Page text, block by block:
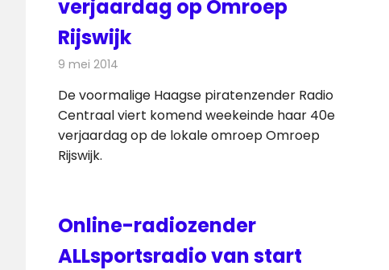
verjaardag op Omroep
Rijswijk
9 mei 2014
De voormalige Haagse piratenzender Radio
Centraal viert komend weekeinde haar 40e
verjaardag op de lokale omroep Omroep
Rijswijk.
Online-radiozender
ALLsportsradio van start